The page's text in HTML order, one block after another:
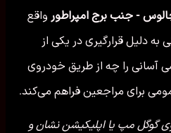
- جنب برج امپراطور واقع
دلیل قرارگیری در یکی از
آسانی را چه از طریق خودروی
برای مراجعین فراهم می‌کند.
گوگل مپ یا اپلیکیشن نشان و